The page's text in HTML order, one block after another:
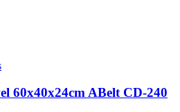
60x40x24cm ABelt CD-240